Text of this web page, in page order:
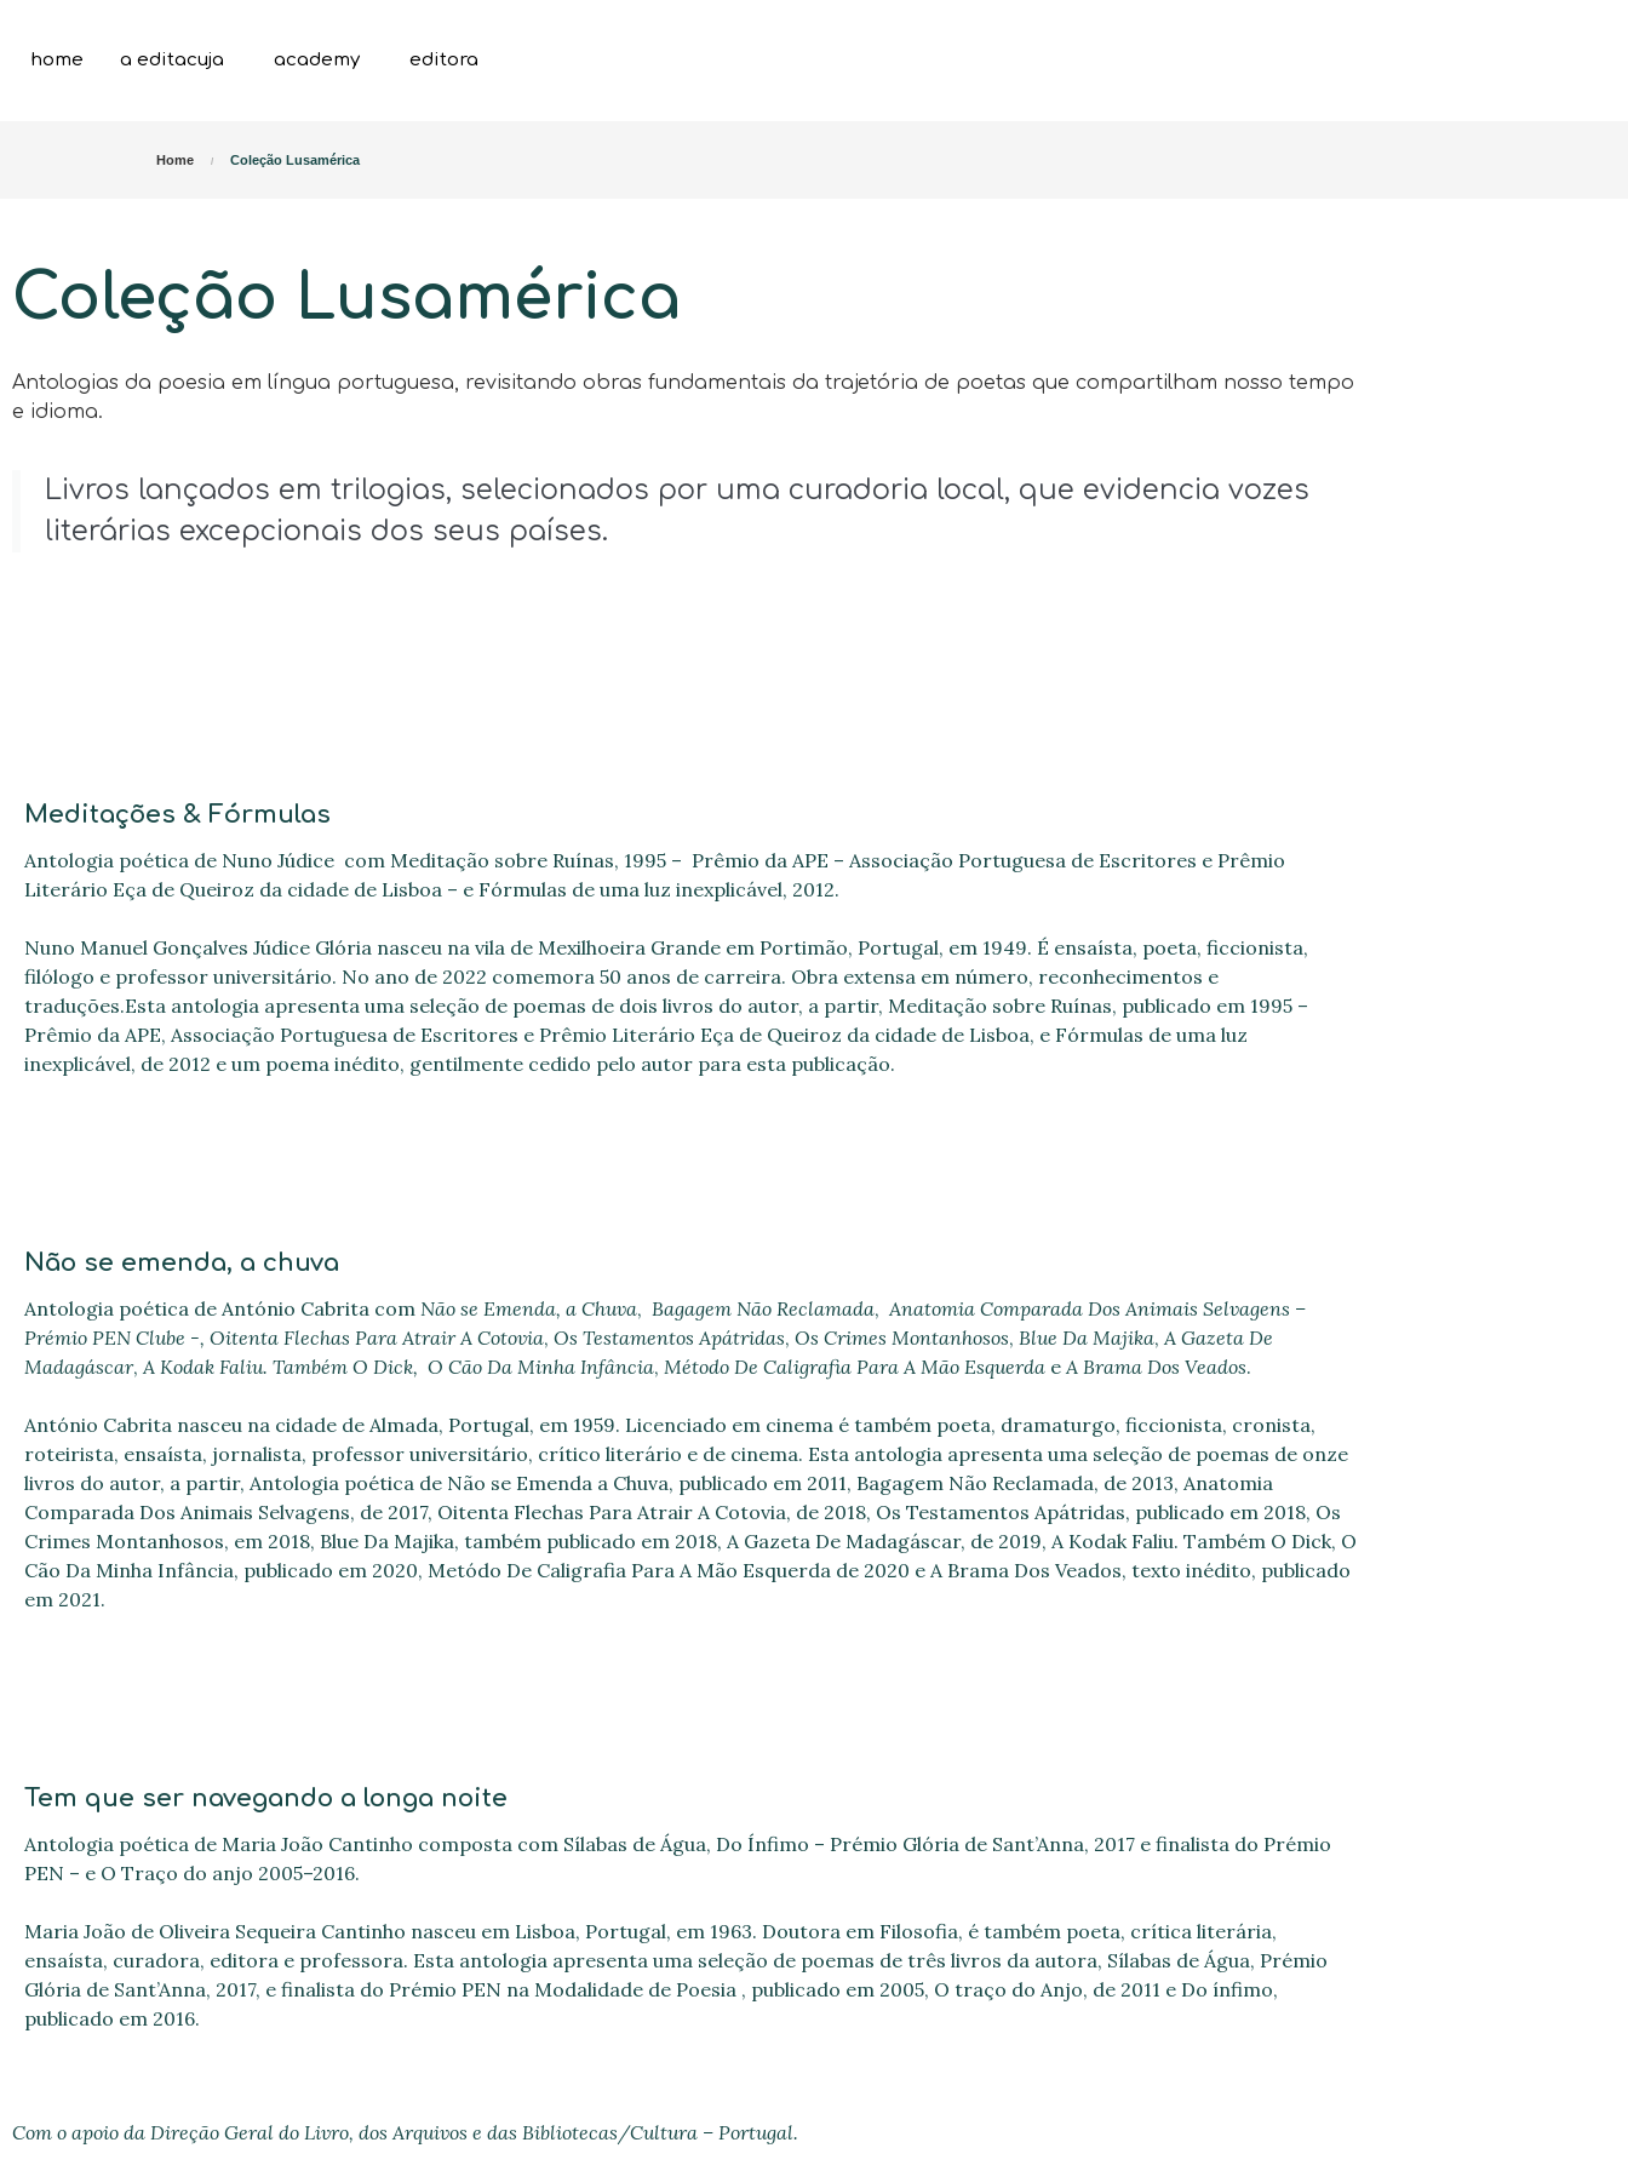
home a editacuja academy editora
Home Coleção Lusamérica
Coleção Lusamérica
Antologias da poesia em língua portuguesa, revisitando obras fundamentais da trajetória de poetas que compartilham nosso tempo
e idioma.
Livros lançados em trilogias, selecionados por uma curadoria local, que evidencia vozes
literárias excepcionais dos seus países.
Meditações & Fórmulas
Antologia poética de Nuno Júdice com Meditação sobre Ruínas, 1995 – Prêmio da APE – Associação Portuguesa de Escritores e Prêmio
Literário Eça de Queiroz da cidade de Lisboa – e Fórmulas de uma luz inexplicável, 2012.
Nuno Manuel Gonçalves Júdice Glória nasceu na vila de Mexilhoeira Grande em Portimão, Portugal, em 1949. É ensaísta, poeta, ficcionista,
filólogo e professor universitário. No ano de 2022 comemora 50 anos de carreira. Obra extensa em número, reconhecimentos e
traduções.Esta antologia apresenta uma seleção de poemas de dois livros do autor, a partir, Meditação sobre Ruínas, publicado em 1995 –
Prêmio da APE, Associação Portuguesa de Escritores e Prêmio Literário Eça de Queiroz da cidade de Lisboa, e Fórmulas de uma luz
inexplicável, de 2012 e um poema inédito, gentilmente cedido pelo autor para esta publicação.
Não se emenda, a chuva
Antologia poética de António Cabrita com Não se Emenda, a Chuva, Bagagem Não Reclamada,Anatomia Comparada Dos Animais Selvagens –
Prémio PEN Clube -, Oitenta Flechas Para Atrair A Cotovia, Os Testamentos Apátridas, Os Crimes Montanhosos, Blue Da Majika,A Gazeta De
Madagáscar,A Kodak Faliu. Também O Dick, O Cão Da Minha Infância, Método De Caligrafia Para A Mão Esquerda eA Brama Dos Veados.
António Cabrita nasceu na cidade de Almada, Portugal, em 1959. Licenciado em cinema é também poeta, dramaturgo, ficcionista, cronista,
roteirista, ensaísta, jornalista, professor universitário, crítico literário e de cinema. Esta antologia apresenta uma seleção de poemas de onze
livros do autor, a partir, Antologia poética de Não se Emenda a Chuva, publicado em 2011, Bagagem Não Reclamada, de 2013, Anatomia
Comparada Dos Animais Selvagens, de 2017, Oitenta Flechas Para Atrair A Cotovia, de 2018, Os Testamentos Apátridas, publicado em 2018, Os
Crimes Montanhosos, em 2018, Blue Da Majika, também publicado em 2018, A Gazeta De Madagáscar, de 2019, A Kodak Faliu. Também O Dick, O
Cão Da Minha Infância, publicado em 2020, Metódo De Caligrafia Para A Mão Esquerda de 2020 e A Brama Dos Veados, texto inédito, publicado
em 2021.
Tem que ser navegando a longa noite
Antologia poética de Maria João Cantinho composta com Sílabas de Água, Do Ínfimo – Prémio Glória de Sant’Anna, 2017 e finalista do Prémio
PEN – e O Traço do anjo 2005–2016.
Maria João de Oliveira Sequeira Cantinho nasceu em Lisboa, Portugal, em 1963. Doutora em Filosofia, é também poeta, crítica literária,
ensaísta, curadora, editora e professora. Esta antologia apresenta uma seleção de poemas de três livros da autora, Sílabas de Água, Prémio
Glória de Sant’Anna, 2017, e finalista do Prémio PEN na Modalidade de Poesia , publicado em 2005, O traço do Anjo, de 2011 e Do ínfimo,
publicado em 2016.
Com o apoio da Direção Geral do Livro, dos Arquivos e das Bibliotecas/Cultura – Portugal.